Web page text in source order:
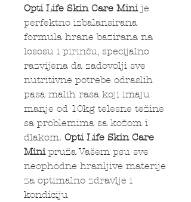
Opti Life Skin Care Mini je
perfektno izbalansirana
formula hrane bazirana na
lososu i pirinču, specijalno
razvijena da zadovolji sve
nutritivne potrebe odraslih
pasa malih rasa koji imaju
manje od 10kg telesne težine
sa problemima sa kožom i
dlakom. Opti Life Skin Care
Mini pruža Vašem psu sve
neophodne hranljive materije
za optimalno zdravlje i
kondiciju